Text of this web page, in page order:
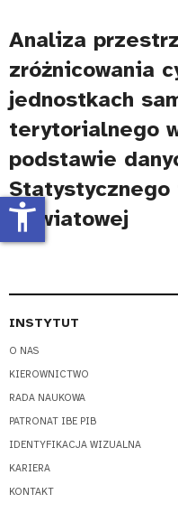
Analiza
zróżnicowania
jednostkach
terytorialnego
podstawie
Oświatowej
INSTYTUT
O NAS
KIEROWNICTWO
RADA NAUKOWA
PATRONAT IBE PIB
IDENTYFIKACJA WIZUALNA
KARIERA
KONTAKT
accessibility_new